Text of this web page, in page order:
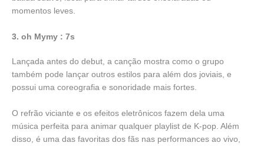
momentos leves.
3. oh Mymy : 7s
Lançada antes do debut, a canção mostra como o grupo
também pode lançar outros estilos para além dos joviais, e
possui uma coreografia e sonoridade mais fortes.
O refrão viciante e os efeitos eletrônicos fazem dela uma
música perfeita para animar qualquer playlist de K-pop. Além
disso, é uma das favoritas dos fãs nas performances ao vivo,